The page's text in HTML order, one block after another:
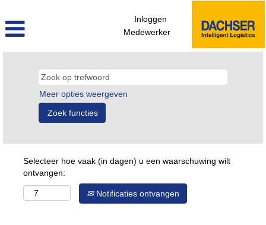
Inloggen
Medewerker
Meer opties weergeven
Selecteer hoe vaak (in dagen) u een waarschuwing wilt
ontvangen:
Notificaties ontvangen